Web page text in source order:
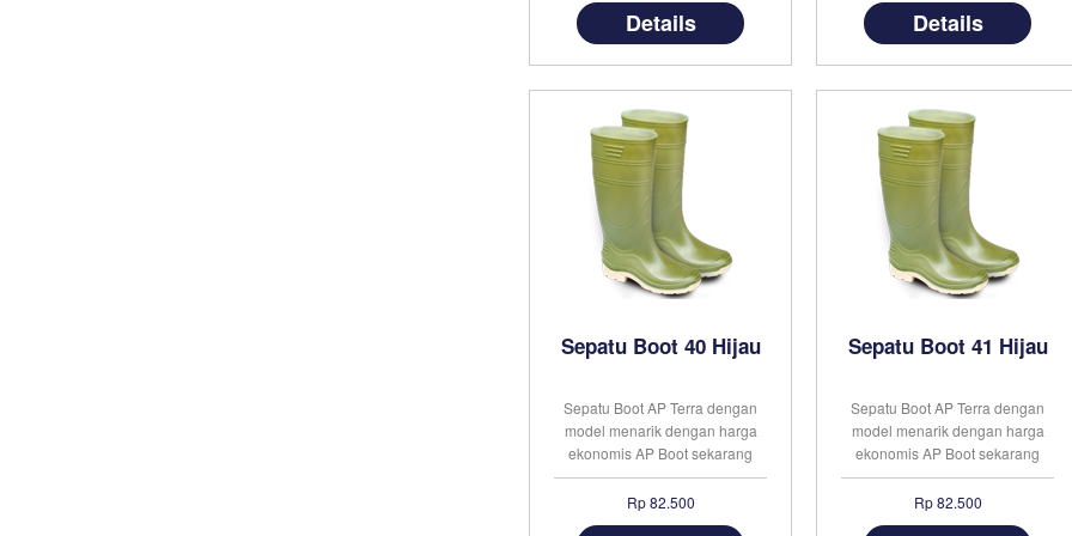
Details
Tersedia berbagai jenis sepatu
boots sesuai dengan kebutuhan
masyarakat yang sudah sangat .
. .
Details
Sepatu Boot 40 Hijau
Sepatu Boot AP Terra dengan
model menarik dengan harga
ekonomis AP Boot sekarang
telah dikenal sebagai merek
sepatu boots yang paling
banyak digunakan di Indonesia.
Rp 82.500
Sepatu Boot 41 Hijau
Sepatu Boot AP Terra dengan
model menarik dengan harga
ekonomis AP Boot sekarang
telah dikenal sebagai merek
sepatu boots yang paling
banyak digunakan di Indonesia.
Rp 82.500